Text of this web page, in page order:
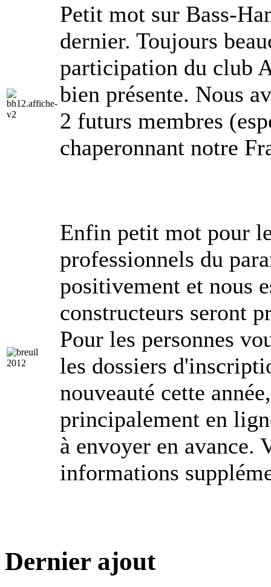
Petit mot sur Bass-
dernier. Toujours
participation du club
bien présente. Nous
2 futurs membres
chaperonnant notre
Enfin petit mot pour
professionnels du
positivement et nous
constructeurs seront
Pour les personnes
les dossiers
nouveauté cette
principalement en
à envoyer en avance.
informations
Dernier ajout